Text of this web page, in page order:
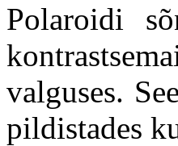
Polaroidi
valguses.
pildistades